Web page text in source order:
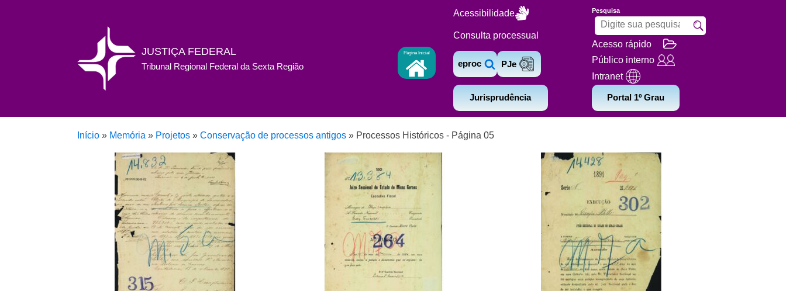
JUSTIÇA FEDERAL
Tribunal Regional Federal da Sexta Região
Página Inicial
Acessibilidade
Consulta processual
eproc PJe
Jurisprudência
Pesquisa
Acesso rápido
Público interno
Intranet
Portal 1º Grau
Início » Memória » Projetos » Conservação de processos antigos » Processos Históricos - Página 05